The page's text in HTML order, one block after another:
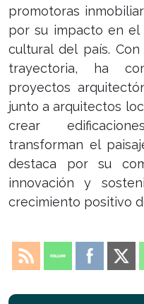
promotoras
por su impacto en el
cultural del país.
trayectoria, ha
proyectos
junto a arquitectos
crear
transforman el
destaca por su
innovación y
crecimiento positivo